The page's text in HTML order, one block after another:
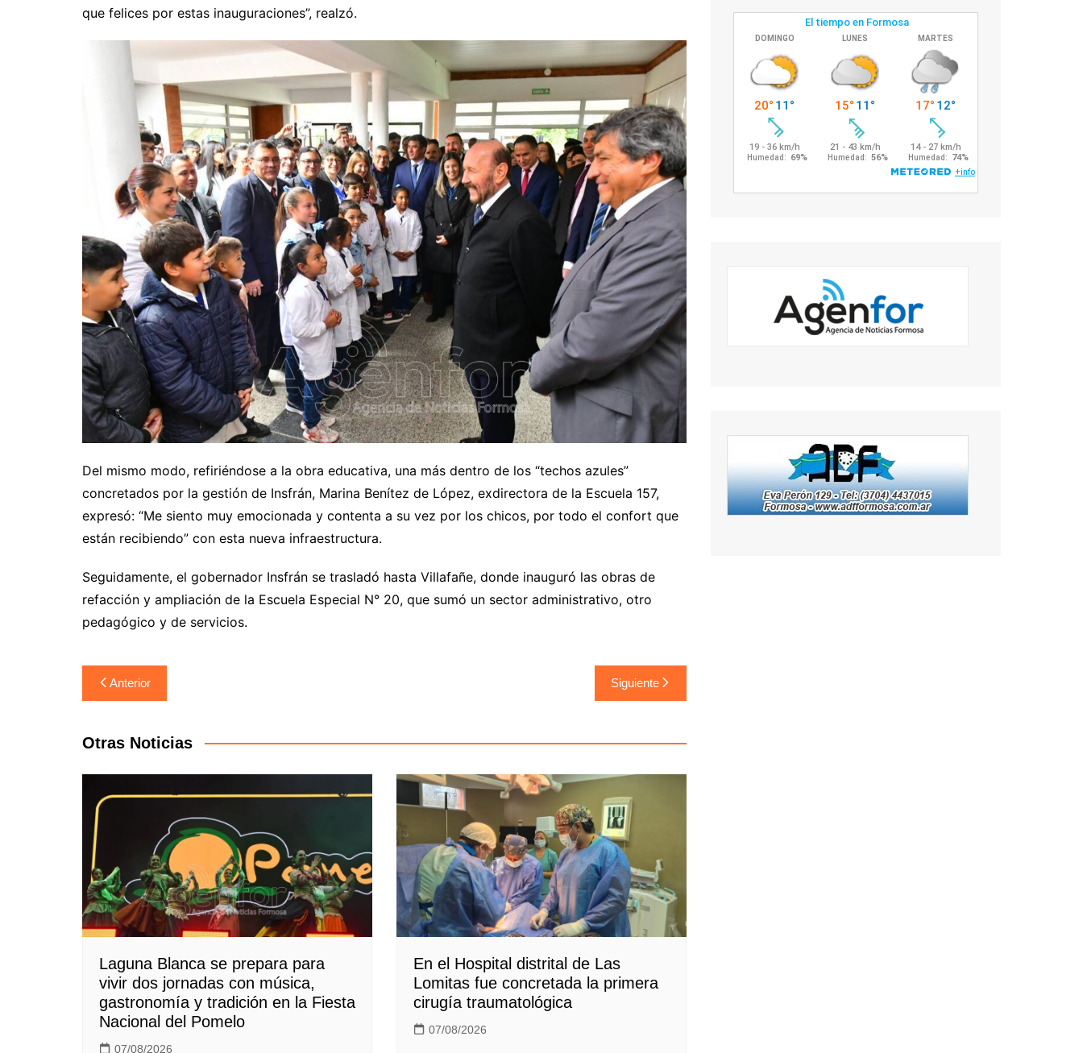
que felices por estas inauguraciones”, realzó.
Del mismo modo, refiriéndose a la obra educativa, una más dentro de los “techos azules”
concretados por la gestión de Insfrán, Marina Benítez de López, exdirectora de la Escuela 157,
expresó: “Me siento muy emocionada y contenta a su vez por los chicos, por todo el confort que
están recibiendo” con esta nueva infraestructura.
Seguidamente, el gobernador Insfrán se trasladó hasta Villafañe, donde inauguró las obras de
refacción y ampliación de la Escuela Especial N° 20, que sumó un sector administrativo, otro
pedagógico y de servicios.
Navegación
de
entradas
Anterior Siguiente
Otras Noticias
Laguna Blanca se prepara para
vivir dos jornadas con música,
gastronomía y tradición en la Fiesta
Nacional del Pomelo
07/08/2026
En el Hospital distrital de Las
Lomitas fue concretada la primera
cirugía traumatológica
07/08/2026